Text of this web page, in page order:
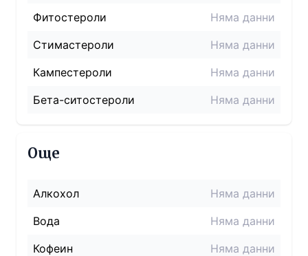
Фитостероли
Няма данни
Стимастероли
Няма данни
Кампестероли
Няма данни
Бета-ситостероли
Няма данни
Още
Алкохол
Няма данни
Вода
Няма данни
Кофеин
Няма данни